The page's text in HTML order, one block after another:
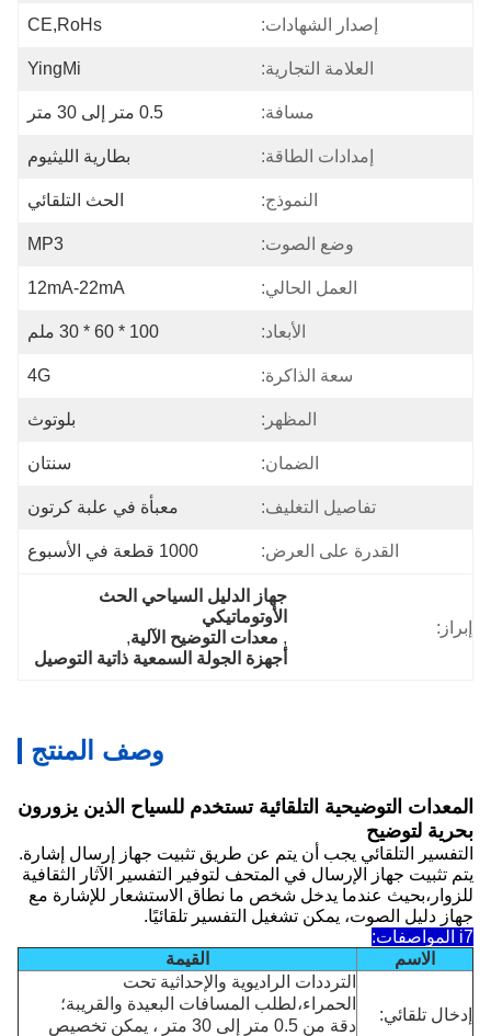
إصدار الشهادات: CE,RoHs
العلامة التجارية: YingMi
مسافة: 0.5 متر إلى 30 متر
إمدادات الطاقة: بطارية الليثيوم
النموذج: الحث التلقائي
وضع الصوت: MP3
العمل الحالي: 12mA-22mA
الأبعاد: 100 * 60 * 30 ملم
سعة الذاكرة: 4G
المظهر: بلوتوث
الضمان: سنتان
تفاصيل التغليف: معبأة في علبة كرتون
القدرة على العرض: 1000 قطعة في الأسبوع
إبراز:
الأوتوماتيكي
, معدات التوضيح الآلية,
أجهزة الجولة السمعية ذاتية التوصيل
وصف المنتج
المعدات التوضيحية التلقائية تستخدم للسياح الذين يزورون
بحرية لتوضيح
التفسير التلقائي يجب أن يتم عن طريق تثبيت جهاز إرسال إشارة.
يتم تثبيت جهاز الإرسال في المتحف لتوفير التفسير الآثار الثقافية
للزوار،بحيث عندما يدخل شخص ما نطاق الاستشعار للإشارة مع
جهاز دليل الصوت، يمكن تشغيل التفسير تلقائيًا.
i7 المواصفات:
الاسم
القيمة
إدخال تلقائي:
الترددات الراديوية والإحداثية تحت
الحمراء،لطلب المسافات البعيدة والقريبة؛
دقة من 0.5 متر إلى 30 متر ، يمكن تخصيص